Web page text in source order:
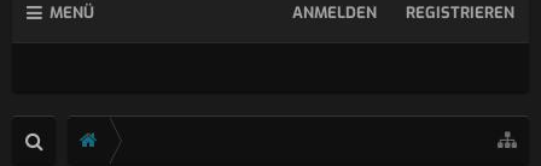
MENÜ ANMELDEN REGISTRIEREN